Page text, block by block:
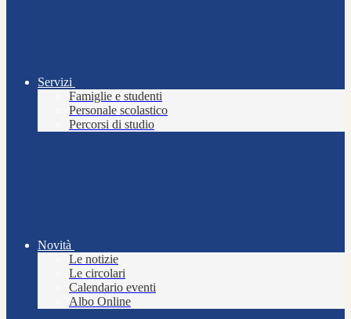
Servizi
Famiglie e studenti
Personale scolastico
Percorsi di studio
Novità
Le notizie
Le circolari
Calendario eventi
Albo Online